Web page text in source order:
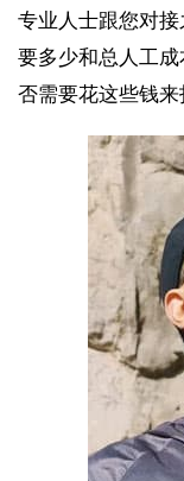
专业人士跟您对
要多少和总人工
否需要花这些钱来